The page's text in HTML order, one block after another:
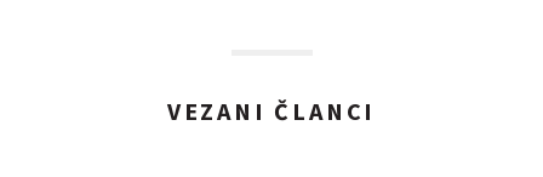
VEZANI ČLANCI